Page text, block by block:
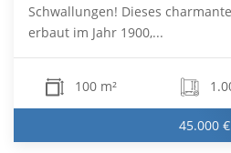
Schwallungen! Dieses
erbaut im Jahr 1900,...
100 m²
45.000 €